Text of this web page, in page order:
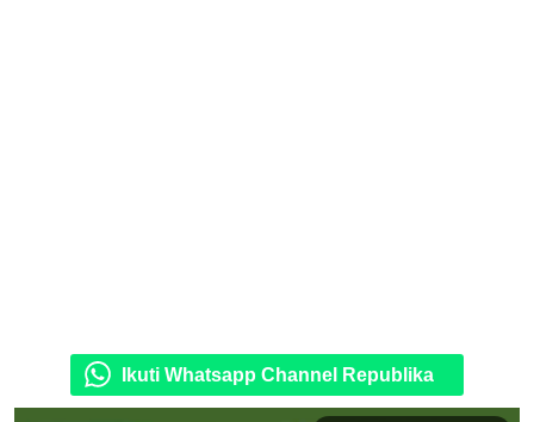
Ikuti Whatsapp Channel Republika